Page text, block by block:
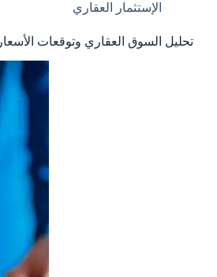
الإستثمار العقاري
تحليل السوق العقاري وتوقعات الأسعار